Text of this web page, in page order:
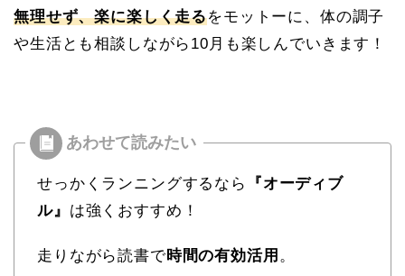
無理せず、楽に楽しく走るをモットーに、体の調子
や生活とも相談しながら10月も楽しんでいきます！
せっかくランニングするなら
『オーディブ
ル』 は強くおすすめ！
走りながら読書で時間の有効活用 。
特定商取引法に基づく表記